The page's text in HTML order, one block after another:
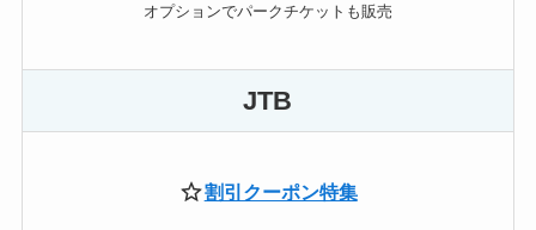
オプションでパークチケットも販売
JTB
割引クーポン特集